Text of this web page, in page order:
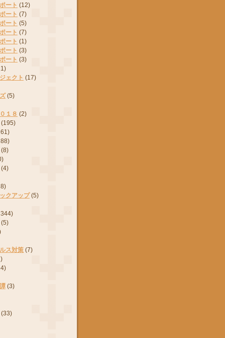
ート (12)
ート (7)
ート (5)
ート (7)
ート (1)
ート (3)
ート (3)
ェクト (17)
(5)
１８ (2)
(195)
(8)
(4)
クアップ (5)
(5)
ス対策 (7)
(3)
(33)